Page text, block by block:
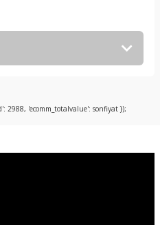
siz yapın!
2988, 'ecomm_totalvalue': sonfiyat });